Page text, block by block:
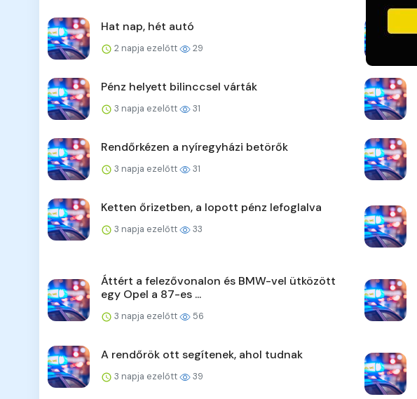
Hat nap, hét autó
2 napja ezelőtt 29
Pénz helyett bilinccsel várták
3 napja ezelőtt 31
Rendőrkézen a nyíregyházi betörők
3 napja ezelőtt 31
Ketten őrizetben, a lopott pénz lefoglalva
3 napja ezelőtt 33
Áttért a felezővonalon és BMW-vel ütközött
egy Opel a 87-es ...
3 napja ezelőtt 56
A rendőrök ott segítenek, ahol tudnak
3 napja ezelőtt 39